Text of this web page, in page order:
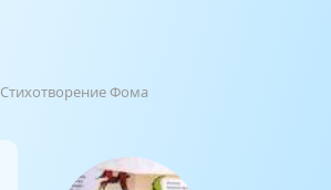
Стихотворение Фома